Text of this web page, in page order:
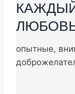
опытные,